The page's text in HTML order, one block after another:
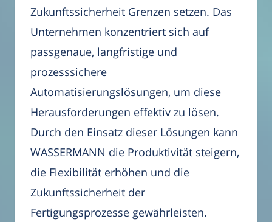
Zukunftssicherheit Grenzen setzen. Das
Unternehmen konzentriert sich auf
passgenaue, langfristige und
prozesssichere
Automatisierungslösungen, um diese
Herausforderungen effektiv zu lösen.
Durch den Einsatz dieser Lösungen kann
WASSERMANN die Produktivität steigern,
die Flexibilität erhöhen und die
Zukunftssicherheit der
Fertigungsprozesse gewährleisten.